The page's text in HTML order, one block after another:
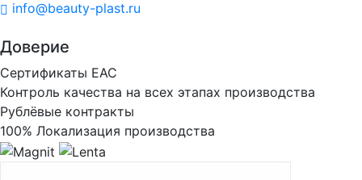
info@beauty-plast.ru
Доверие
Сертификаты ЕАС
Контроль качества на всех этапах производства
Рублёвые контракты
100% Локализация производства